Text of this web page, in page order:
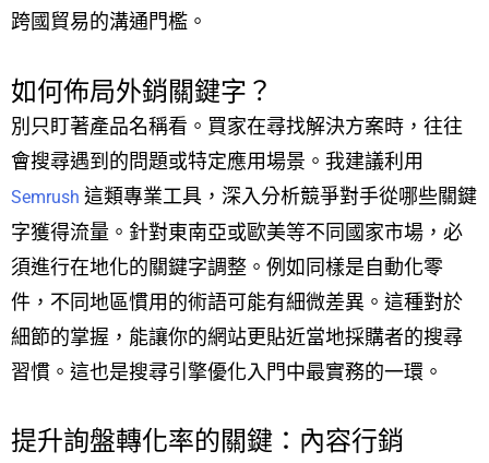
跨國貿易的溝通門檻。
如何佈局外銷關鍵字？
別只盯著產品名稱看。買家在尋找解決方案時，往往
會搜尋遇到的問題或特定應用場景。我建議利用
Semrush 這類專業工具，深入分析競爭對手從哪些關鍵
字獲得流量。針對東南亞或歐美等不同國家市場，必
須進行在地化的關鍵字調整。例如同樣是自動化零
件，不同地區慣用的術語可能有細微差異。這種對於
細節的掌握，能讓你的網站更貼近當地採購者的搜尋
習慣。這也是搜尋引擎優化入門中最實務的一環。
提升詢盤轉化率的關鍵：內容行銷